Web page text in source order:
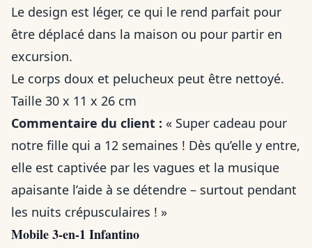
Le design est léger, ce qui le rend parfait pour
être déplacé dans la maison ou pour partir en
excursion.
Le corps doux et pelucheux peut être nettoyé.
Taille 30 x 11 x 26 cm
Commentaire du client : « Super cadeau pour
notre fille qui a 12 semaines ! Dès qu’elle y entre,
elle est captivée par les vagues et la musique
apaisante l’aide à se détendre – surtout pendant
les nuits crépusculaires ! »
Mobile 3-en-1 Infantino